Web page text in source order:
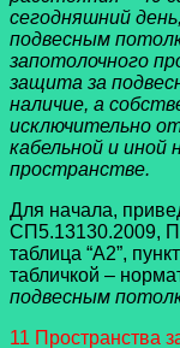
сегодняшний
подвесным
запотолочного
защита за
наличие, а
исключительно
кабельной и иной
пространстве.
Для начала,
СП5.13130.2009,
таблица “А2”,
табличкой –
подвесным
11 Пространства